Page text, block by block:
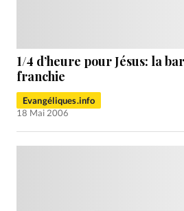
1/4 d’heure pour Jésus: la
franchie
Evangéliques.info
18 Mai 2006